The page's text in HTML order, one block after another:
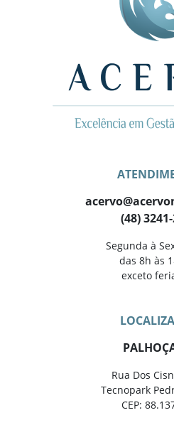
(48)
Segunda à
das 8h às
exceto
Rua Dos
Tecnopark
CEP: